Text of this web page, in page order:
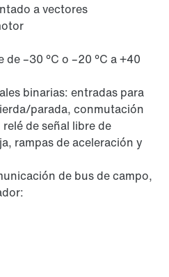
e interfaces de bus de
a vectores
–30 °C o –20 °C a +40
binarias: entradas para
parada, conmutación
de señal libre de
rampas de aceleración y
de bus de campo,